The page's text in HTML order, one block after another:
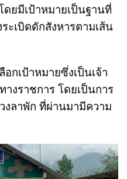
ดยมีเป้าหมายเป็นฐานที่
ะเบิดดักสังหารตามเส้น
กเป้าหมายซึ่งเป็นเจ้า
งราชการ โดยเป็นการ
ลาพัก ที่ผ่านมามีความ